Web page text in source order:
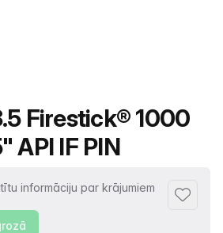
Firestick® 1000
API IF PIN
informāciju par krājumiem